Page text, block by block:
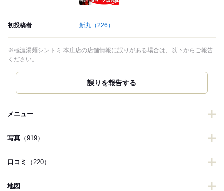
初投稿者 新丸 （226）
※極濃湯麺シントミ 本庄店の店舗情報に誤りがある場合は、以下からご報告
ください。
誤りを報告する
メニュー
写真 （919）
口コミ （220）
地図